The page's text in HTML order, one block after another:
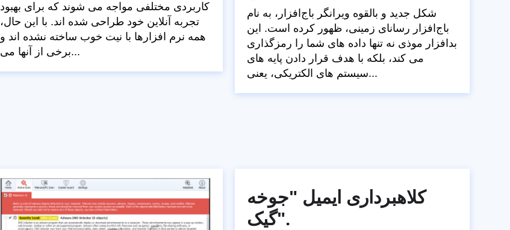
کاربردی مختلفی مواجه می شوند که برای بهبود
تجربه آنلاین خود طراحی شده اند. با این حال،
همه نرم افزارها با نیت خوب ساخته نشده اند و
برخی از آنها می...
شکل جدید و بالقوه ویرانگر باج‌افزار، به نام
باج‌افزار رسانای زمینی، ظهور کرده است. این
بدافزار موذی نه تنها داده های شما را رمزگذاری
می کند، بلکه با هدف قرار دادن پایه های
سیستم های الکتریکی، یعنی...
کلاهبرداری ایمیل "جوخه
گیک".